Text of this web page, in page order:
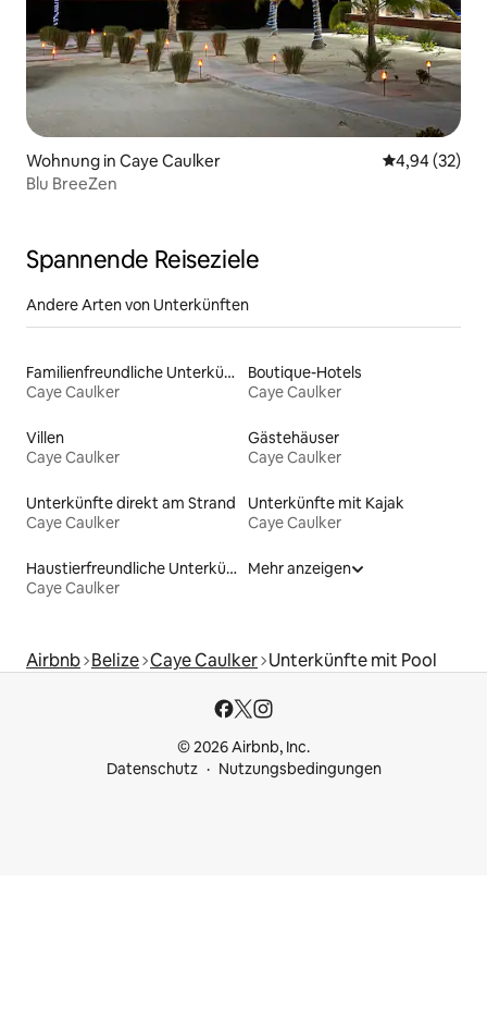
Wohnung in Caye Caulker
4,94 (32)
Blu BreeZen
Spannende Reiseziele
Andere Arten von Unterkünften
Familienfreundliche Unterkünfte
Caye Caulker
Boutique-Hotels
Caye Caulker
Villen
Caye Caulker
Gästehäuser
Caye Caulker
Unterkünfte direkt am Strand
Caye Caulker
Unterkünfte mit Kajak
Caye Caulker
Haustierfreundliche Unterkünfte
Caye Caulker
Mehr anzeigen
Airbnb Belize Caye Caulker Unterkünfte mit Pool
© 2026 Airbnb, Inc.
Datenschutz
Nutzungsbedingungen